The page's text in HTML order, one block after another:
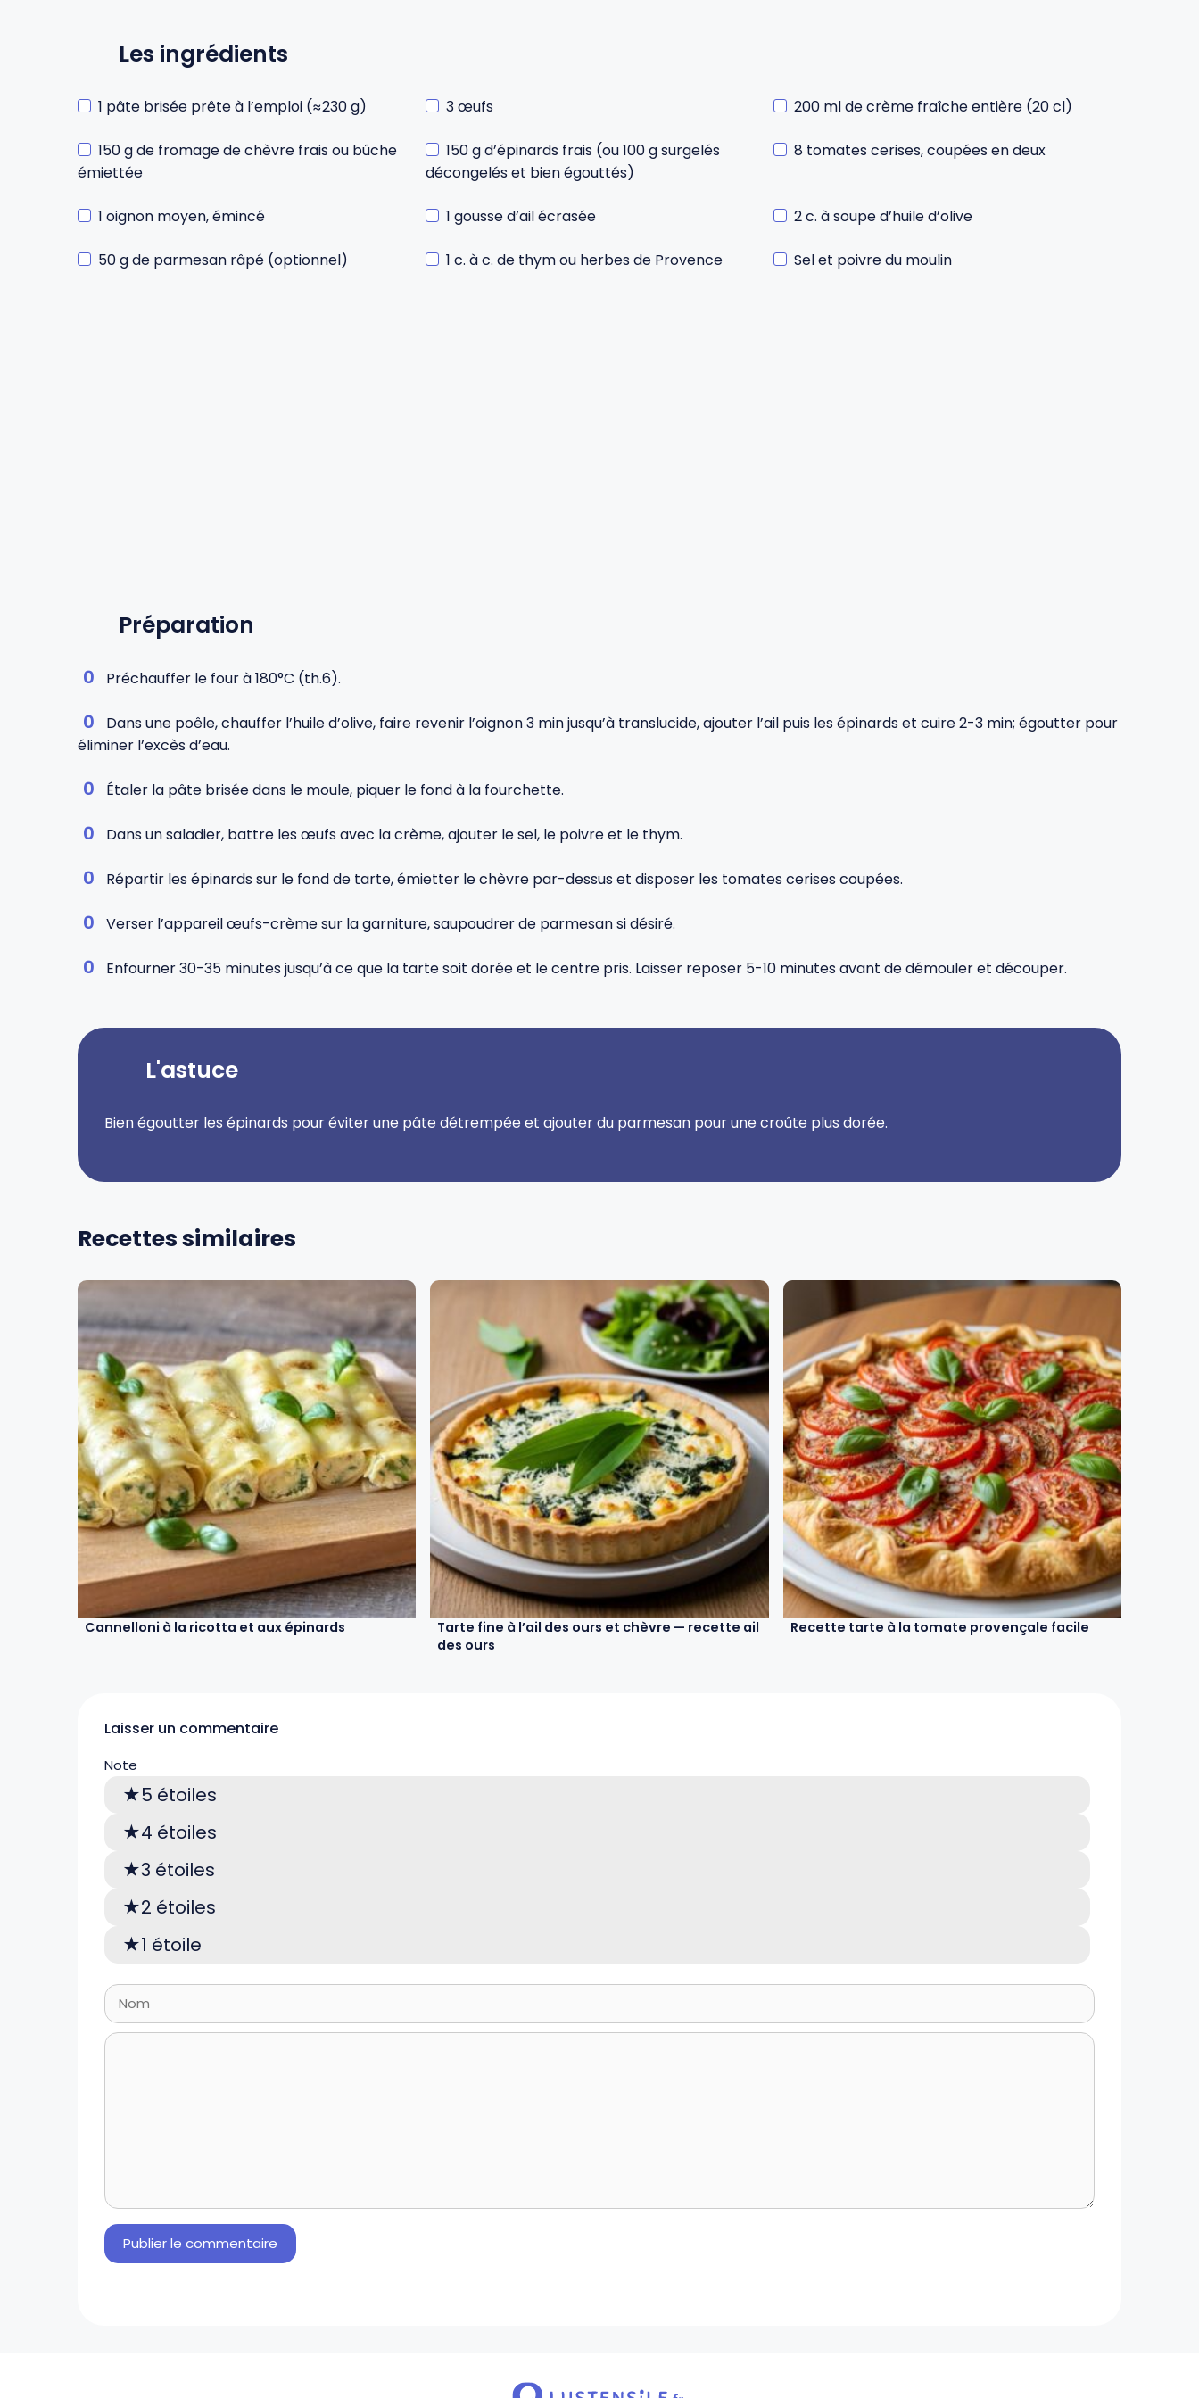
Tires-bouchons
Couteaux tartineurs
Aiguiseurs
Planches à découper
Les ingrédients
1 pâte brisée prête à l’emploi (≈230 g) 3 œufs 200 ml de crème fraîche entière (20 cl)
150 g de fromage de chèvre frais ou bûche
émiettée
150 g d’épinards frais (ou 100 g surgelés
décongelés et bien égouttés)
8 tomates cerises, coupées en deux
1 oignon moyen, émincé 1 gousse d’ail écrasée 2 c. à soupe d’huile d’olive
50 g de parmesan râpé (optionnel) 1 c. à c. de thym ou herbes de Provence Sel et poivre du moulin
Préparation
Préchauffer le four à 180°C (th.6).
Dans une poêle, chauffer l’huile d’olive, faire revenir l’oignon 3 min jusqu’à translucide, ajouter l’ail puis les épinards et cuire 2-3 min; égoutter pour
éliminer l’excès d’eau.
Étaler la pâte brisée dans le moule, piquer le fond à la fourchette.
Dans un saladier, battre les œufs avec la crème, ajouter le sel, le poivre et le thym.
Répartir les épinards sur le fond de tarte, émietter le chèvre par-dessus et disposer les tomates cerises coupées.
Verser l’appareil œufs-crème sur la garniture, saupoudrer de parmesan si désiré.
Enfourner 30-35 minutes jusqu’à ce que la tarte soit dorée et le centre pris. Laisser reposer 5-10 minutes avant de démouler et découper.
L'astuce
Bien égoutter les épinards pour éviter une pâte détrempée et ajouter du parmesan pour une croûte plus dorée.
Recettes similaires
Cannelloni à la ricotta et aux épinards
Tarte fine à l’ail des ours et chèvre — recette ail
des ours
Recette tarte à la tomate provençale facile
Laisser un commentaire
Note
5 étoiles
4 étoiles
3 étoiles
2 étoiles
1 étoile